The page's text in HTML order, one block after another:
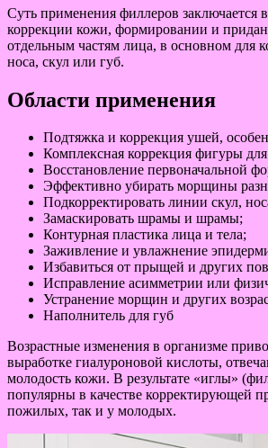
Суть применения филлеров заключается
коррекции кожи, формировании и
отдельным частям лица, в основном для
носа, скул или губ.
Области применения
Подтяжка и коррекция ушей,
Комплексная коррекция фигуры
Восстановление первоначальной
Эффективно убирать морщины
Подкорректировать линии скул,
Замаскировать шрамы и шрамы;
Контурная пластика лица и тела;
Заживление и увлажнение
Избавиться от прыщей и других
Исправление асимметрии или
Устранение морщин и других
Наполнитель для губ
Возрастные изменения в организме
выработке гиалуроновой кислоты,
молодость кожи. В результате «иглы»
популярны в качестве корректирующей
пожилых, так и у молодых.